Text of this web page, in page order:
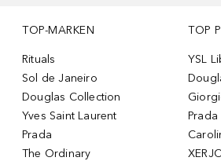
TOP-MARKEN
Rituals
Sol de Janeiro
Douglas Collection
Yves Saint Laurent
Prada
The Ordinary
TOP
YSL
Prada